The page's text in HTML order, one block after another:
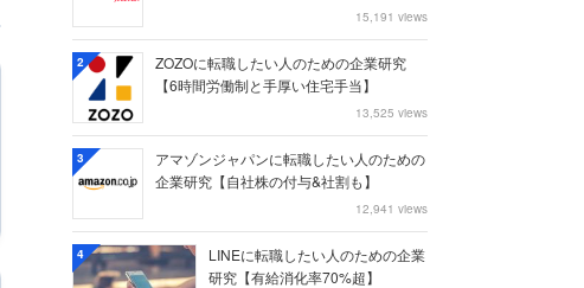
15,191 views
2
ZOZOに転職したい人のための企業研究
【6時間労働制と手厚い住宅手当】
13,525 views
3
アマゾンジャパンに転職したい人のための
企業研究【自社株の付与&社割も】
12,941 views
4
LINEに転職したい人のための企業
研究【有給消化率70%超】